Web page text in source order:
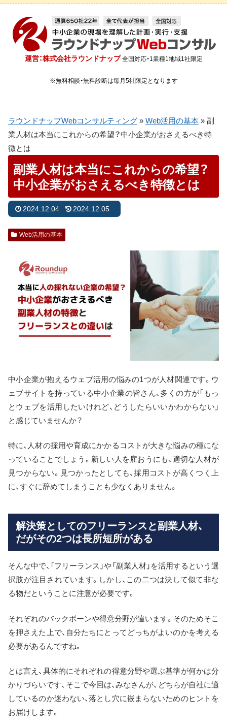
運営：株式会社ラウンドナップ 全国対応・1業種1地域1社限定
※無料相談・無料診断は毎月5社限定となります
ラウンドナップWebコンサルティング » Web活用の基本 » 副
業人材は本当にこれからの希望？中小企業がおさえるべき特
徴とは
副業人材は本当にこれからの希望？
中小企業がおさえるべき特徴とは
2024.12.04 2024.12.05
Web活用の基本
中小企業が抱えるウェブ活用の悩みの1つが人材関連です。ウ
ェブサイトを持っている中小企業の皆さん、多くの方が「もっ
とウェブを活用したいけれど、どうしたらいいかわからない」
と感じていませんか？
特に、人材の採用や育成にかかるコストが大きな悩みの種にな
っていることでしょう。新しい人を雇おうにも、適切な人材が
見つからない。見つかったとしても、採用コストが高くつく上
に、すぐに辞めてしまうことも少なくありません。
解決策としてのフリーランスと副業人材、
だがその2つは長所短所がある
そんな中で、「フリーランス」や「副業人材」を活用するという選
択肢が注目されています。しかし、この二つは決して似て非な
る物だということに注意が必要です。
それぞれのバックボーンや得意分野が違います。そのためそこ
を押さえた上で、自分たちにとってどっちがよいのかを考える
必要があるんですね。
とは言え、具体的にそれぞれの得意分野や選ぶ基準が何かは分
かりづらいです、そこで今回は、みなさんが、どちらが自社に適
しているのか迷わない、落とし穴に嵌まらないためのヒントを
お届けします。